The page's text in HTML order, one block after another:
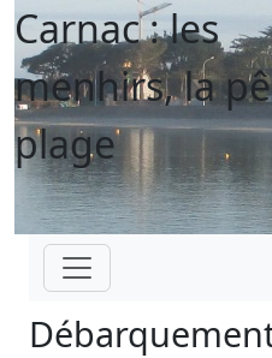
Carnac : les
menhirs, la
plage